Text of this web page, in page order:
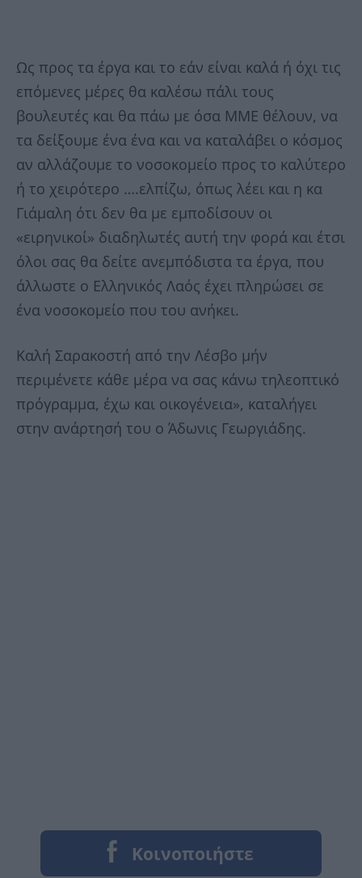
Ως προς τα έργα και το εάν είναι καλά ή όχι τις
επόμενες μέρες θα καλέσω πάλι τους
βουλευτές και θα πάω με όσα ΜΜΕ θέλουν, να
τα δείξουμε ένα ένα και να καταλάβει ο κόσμος
αν αλλάζουμε το νοσοκομείο προς το καλύτερο
ή το χειρότερο ….ελπίζω, όπως λέει και η κα
Γιάμαλη ότι δεν θα με εμποδίσουν οι
«ειρηνικοί» διαδηλωτές αυτή την φορά και έτσι
όλοι σας θα δείτε ανεμπόδιστα τα έργα, που
άλλωστε ο Ελληνικός Λαός έχει πληρώσει σε
ένα νοσοκομείο που του ανήκει.
Καλή Σαρακοστή από την Λέσβο μήν
περιμένετε κάθε μέρα να σας κάνω τηλεοπτικό
πρόγραμμα, έχω και οικογένεια», καταλήγει
στην ανάρτησή του ο Άδωνις Γεωργιάδης.